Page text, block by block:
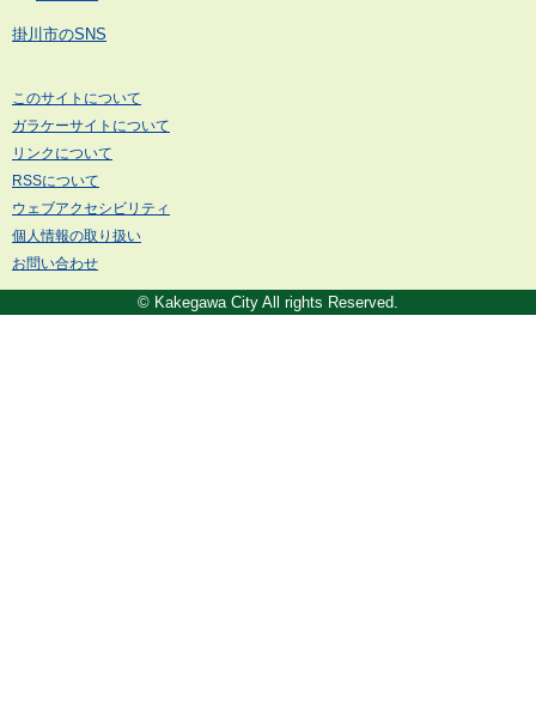
掛川市のSNS
このサイトについて
ガラケーサイトについて
リンクについて
RSSについて
ウェブアクセシビリティ
個人情報の取り扱い
お問い合わせ
© Kakegawa City All rights Reserved.